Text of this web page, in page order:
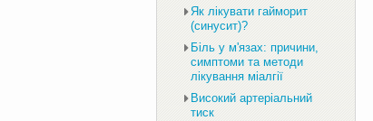
Як лікувати гайморит
(синусит)?
Біль у м'язах: причини,
симптоми та методи
лікування міалгії
Високий артеріальний
тиск